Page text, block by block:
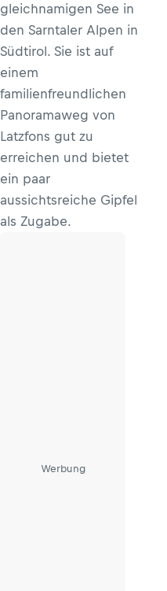
gleichnamigen See in
den Sarntaler Alpen in
Südtirol. Sie ist auf
einem
familienfreundlichen
Panoramaweg von
Latzfons gut zu
erreichen und bietet
ein paar
aussichtsreiche Gipfel
als Zugabe.
Werbung